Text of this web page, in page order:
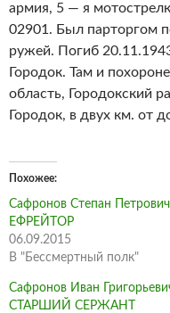
армия, 5 — я
02901. Был парторгом
ружей. Погиб
Городок. Там и
область, Городокский
Городок, в двух км. от
Похожее
Сафронов Степан Петрович
ЕФРЕЙТОР
06.09.2015
В "Бессмертный полк"
Сафронов Иван
СТАРШИЙ СЕРЖАНТ